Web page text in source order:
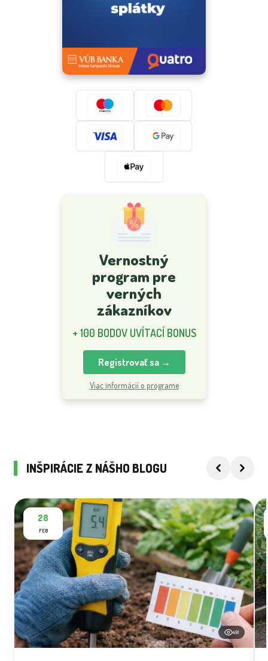
Vernostný
program pre
verných
zákazníkov
+ 100 BODOV UVÍTACÍ BONUS
Registrovať sa →
Viac informácií o programe
INŠPIRÁCIE Z NÁŠHO BLOGU
28
FEB
491